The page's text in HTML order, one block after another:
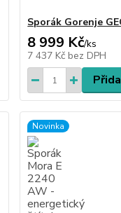
Sporák Gorenje
8 999 Kč/ks
7 437 Kč bez DPH
Novinka